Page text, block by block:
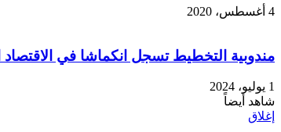
4 أغسطس، 2020
مندوبية التخطيط تسجل انكماشا في
1 يوليو، 2024
شاهد أيضاً
إغلاق